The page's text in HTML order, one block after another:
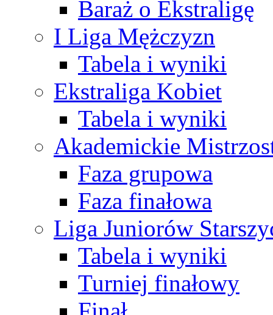
Baraż o Ekstraligę
I Liga Mężczyzn
Tabela i wyniki
Ekstraliga Kobiet
Tabela i wyniki
Akademickie
Faza grupowa
Faza finałowa
Liga Juniorów
Tabela i wyniki
Turniej finałowy